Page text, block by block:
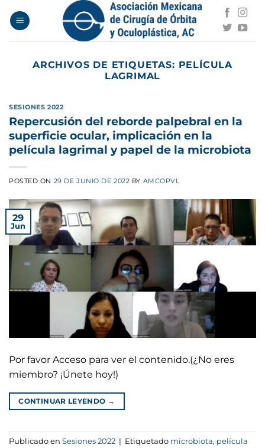
ARCHIVOS DE ETIQUETAS: PELÍCULA
LAGRIMAL
SESIONES 2022
Repercusión del reborde palpebral en la
superficie ocular, implicación en la
película lagrimal y papel de la microbiota
POSTED ON 29 DE JUNIO DE 2022 BY AMCOPVL
29
Jun
Por favor Acceso para ver el contenido.(¿No eres
miembro? ¡Únete hoy!)
CONTINUAR LEYENDO →
Publicado en Sesiones 2022 | Etiquetado microbiota, película